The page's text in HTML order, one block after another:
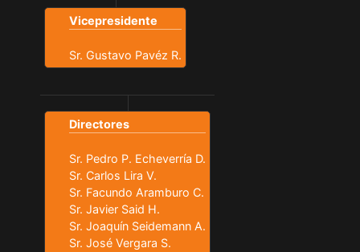
Vicepresidente
Sr. Gustavo Pavéz R.
Directores
Sr. Pedro P. Echeverría D.
Sr. Carlos Lira V.
Sr. Facundo Aramburo C.
Sr. Javier Said H.
Sr. Joaquín Seidemann A.
Sr. José Vergara S.